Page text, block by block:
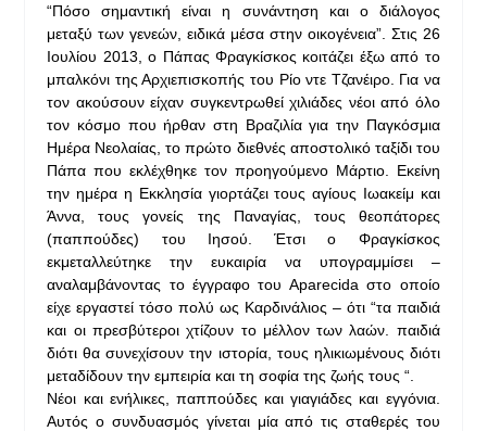
“Πόσο σημαντική είναι η συνάντηση και ο διάλογος
μεταξύ των γενεών, ειδικά μέσα στην οικογένεια”. Στις 26
Ιουλίου 2013, ο Πάπας Φραγκίσκος κοιτάζει έξω από το
μπαλκόνι της Αρχιεπισκοπής του Ρίο ντε Τζανέιρο. Για να
τον ακούσουν είχαν συγκεντρωθεί χιλιάδες νέοι από όλο
τον κόσμο που ήρθαν στη Βραζιλία για την Παγκόσμια
Ημέρα Νεολαίας, το πρώτο διεθνές αποστολικό ταξίδι του
Πάπα που εκλέχθηκε τον προηγούμενο Μάρτιο. Εκείνη
την ημέρα η Εκκλησία γιορτάζει τους αγίους Ιωακείμ και
Άννα, τους γονείς της Παναγίας, τους θεοπάτορες
(παππούδες) του Ιησού. Έτσι ο Φραγκίσκος
εκμεταλλεύτηκε την ευκαιρία να υπογραμμίσει –
αναλαμβάνοντας το έγγραφο του Aparecida στο οποίο
είχε εργαστεί τόσο πολύ ως Καρδινάλιος – ότι “τα παιδιά
και οι πρεσβύτεροι χτίζουν το μέλλον των λαών. παιδιά
διότι θα συνεχίσουν την ιστορία, τους ηλικιωμένους διότι
μεταδίδουν την εμπειρία και τη σοφία της ζωής τους “.
Νέοι και ενήλικες, παππούδες και γιαγιάδες και εγγόνια.
Αυτός ο συνδυασμός γίνεται μία από τις σταθερές του